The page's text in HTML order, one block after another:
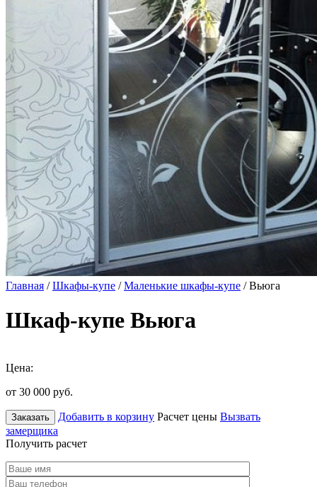
Главная /Шкафы-купе /Маленькие шкафы-купе / Вьюга
Шкаф-купе Вьюга
Цена:
от 30 000 руб.
Заказать Добавить в корзину Расчет цены Вызвать
замерщика
Получить расчет